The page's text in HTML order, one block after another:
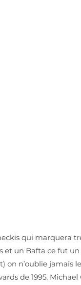
qui marquera
et un Bafta ce fut
on n’oublie jamais
de 1995.